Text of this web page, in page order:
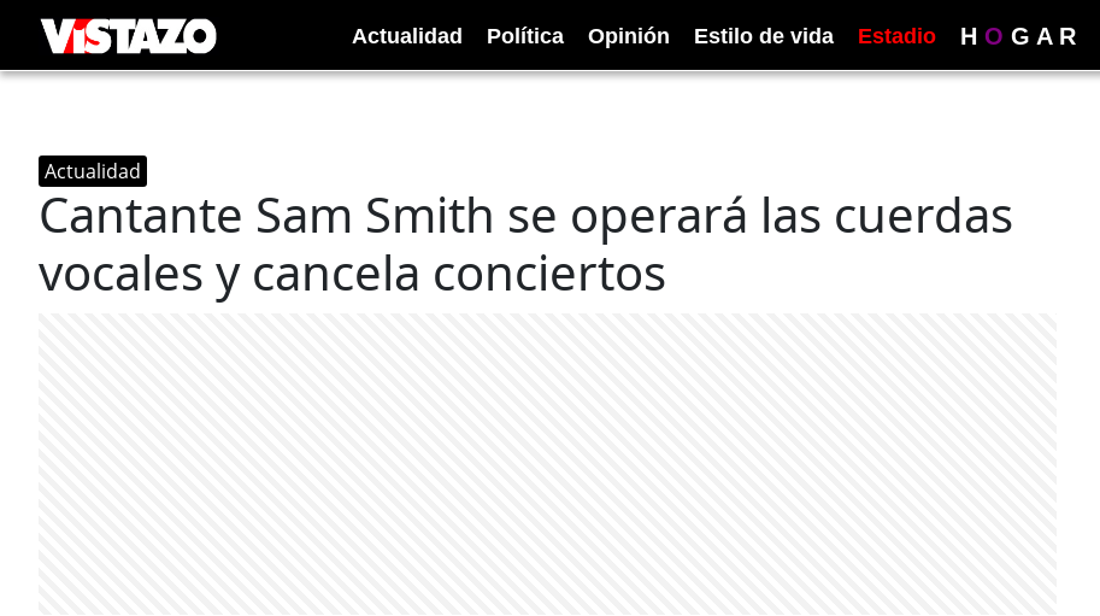
Actualidad Política Opinión Estilo de vida Estadio H O G A R
Actualidad
Cantante Sam Smith se operará las cuerdas
vocales y cancela conciertos